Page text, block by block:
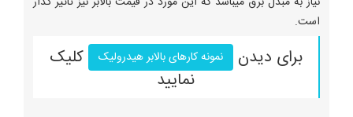
است.
برای دیدن نمونه کارهای بالابر هیدرولیک
کلیک
نمایید